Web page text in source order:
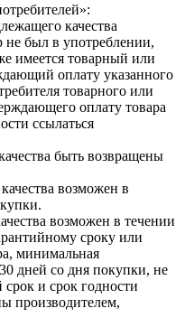
качества
не был в употреблении,
имеется товарный или
оплату указанного
товарного или
оплату товара
ссылаться
быть возвращены
возможен в
возможен в течении
сроку или
минимальная
дней со дня покупки, не
и срок годности
производителем,